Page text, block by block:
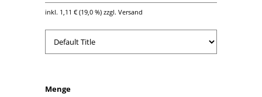
inkl. 1,11 € (19,0 %) zzgl. Versand
Menge